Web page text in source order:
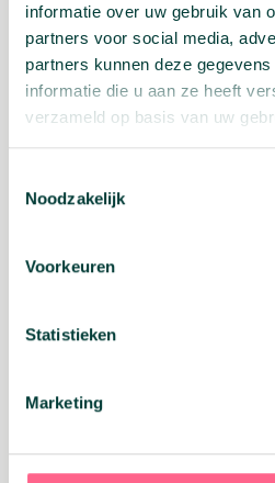
informatie over uw gebruik van
partners voor social media,
partners kunnen deze
informatie die u aan ze heeft
verzameld op basis van uw
Noodzakelijk
Voorkeuren
Statistieken
Marketing
Check in de
kan lenen tegen
Ontvang een gratis
advies
Bespreek je
samen af
adviseert verantwoord
alleen leningen op basis
vragen over de actuele